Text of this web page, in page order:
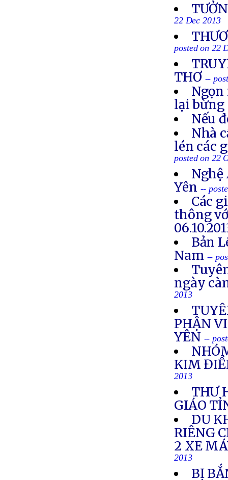
22 Dec 2013
posted on 22
THƠ --
lại bừng
Nếu
Nhà
lén các
posted on 22
Nghệ
Yên --
Các
thông
Bản
Nam --
ngày
2013
PHẬN
YÊN --
KIM
2013
THƯ
GIÁO
DU
RIÊNG
2 XE
2013
BỊ